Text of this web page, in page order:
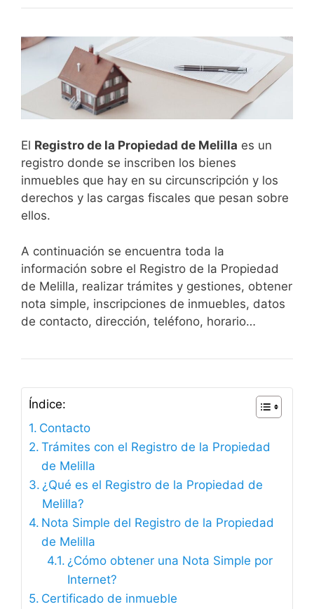
El Registro de la Propiedad de Melilla es un
registro donde se inscriben los bienes
inmuebles que hay en su circunscripción y los
derechos y las cargas fiscales que pesan sobre
ellos.
A continuación se encuentra toda la
información sobre el Registro de la Propiedad
de Melilla, realizar trámites y gestiones, obtener
nota simple, inscripciones de inmuebles, datos
de contacto, dirección, teléfono, horario…
Índice:
Contacto
Trámites con el Registro de la Propiedad
de Melilla
¿Qué es el Registro de la Propiedad de
Melilla?
Nota Simple del Registro de la Propiedad
de Melilla
¿Cómo obtener una Nota Simple por
Internet?
Certificado de inmueble